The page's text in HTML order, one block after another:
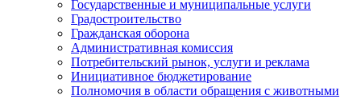
Государственные и муниципальные услуги
Градостроительство
Гражданская оборона
Административная комиссия
Потребительский рынок, услуги и реклама
Инициативное бюджетирование
Полномочия в области обращения с животными